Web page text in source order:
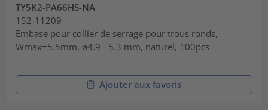
TY5K2-PA66HS-NA
152-11209
Embase pour collier de serrage pour trous ronds,
Wmax=5.5mm, ⌀4.9 - 5.3 mm, naturel, 100pcs
Ajouter aux favoris